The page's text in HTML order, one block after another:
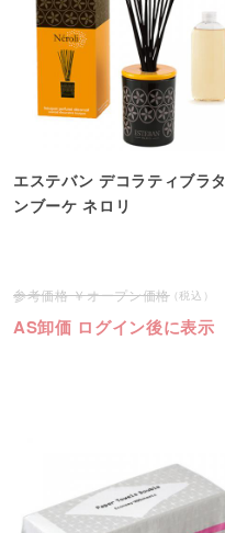
エステバン デコラティブラタ
ンブーケ ネロリ
オープン価格
AS卸価 ログイン後に表示